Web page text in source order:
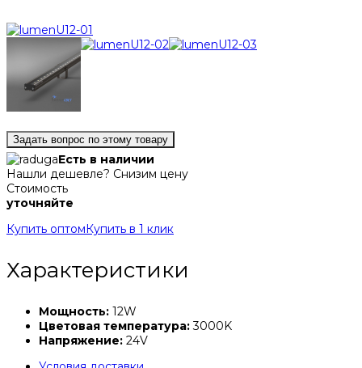
Задать вопрос по этому товару
Есть в наличии
Нашли дешевле? Снизим цену
Стоимость
уточняйте
Купить оптом Купить в 1 клик
Характеристики
Мощность: 12W
Цветовая температура:3000K
Напряжение: 24V